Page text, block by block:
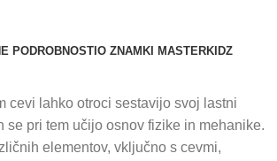
PODROBNOSTI O ZNAMKI MASTERKIDZ
cevi lahko otroci sestavijo svoj lastni
se pri tem učijo osnov fizike in mehanike.
elementov, vključno s cevmi,